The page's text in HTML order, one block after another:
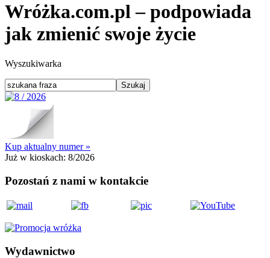
Wróżka.com.pl – podpowiada
jak zmienić swoje życie
Wyszukiwarka
Kup aktualny numer »
Już w kioskach: 8/2026
Pozostań z nami w kontakcie
Wydawnictwo